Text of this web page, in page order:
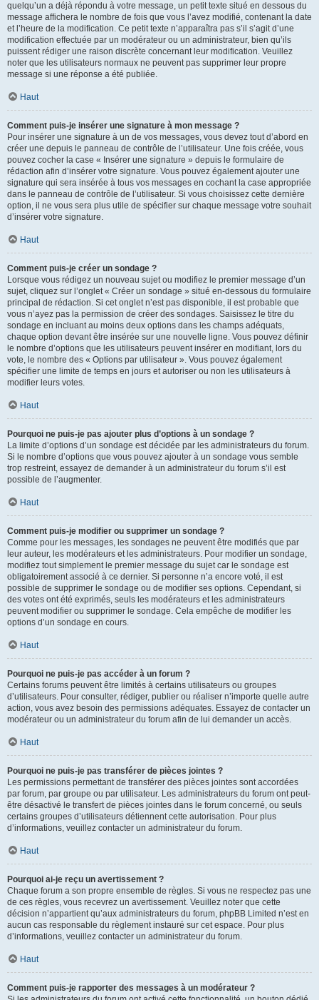
quelqu’un a déjà répondu à votre message, un petit texte situé en dessous du
message affichera le nombre de fois que vous l’avez modifié, contenant la date
et l’heure de la modification. Ce petit texte n’apparaîtra pas s’il s’agit d’une
modification effectuée par un modérateur ou un administrateur, bien qu’ils
puissent rédiger une raison discrète concernant leur modification. Veuillez
noter que les utilisateurs normaux ne peuvent pas supprimer leur propre
message si une réponse a été publiée.
Haut
Comment puis-je insérer une signature à mon message ?
Pour insérer une signature à un de vos messages, vous devez tout d’abord en
créer une depuis le panneau de contrôle de l’utilisateur. Une fois créée, vous
pouvez cocher la case « Insérer une signature » depuis le formulaire de
rédaction afin d’insérer votre signature. Vous pouvez également ajouter une
signature qui sera insérée à tous vos messages en cochant la case appropriée
dans le panneau de contrôle de l’utilisateur. Si vous choisissez cette dernière
option, il ne vous sera plus utile de spécifier sur chaque message votre souhait
d’insérer votre signature.
Haut
Comment puis-je créer un sondage ?
Lorsque vous rédigez un nouveau sujet ou modifiez le premier message d’un
sujet, cliquez sur l’onglet « Créer un sondage » situé en-dessous du formulaire
principal de rédaction. Si cet onglet n’est pas disponible, il est probable que
vous n’ayez pas la permission de créer des sondages. Saisissez le titre du
sondage en incluant au moins deux options dans les champs adéquats,
chaque option devant être insérée sur une nouvelle ligne. Vous pouvez définir
le nombre d’options que les utilisateurs peuvent insérer en modifiant, lors du
vote, le nombre des « Options par utilisateur ». Vous pouvez également
spécifier une limite de temps en jours et autoriser ou non les utilisateurs à
modifier leurs votes.
Haut
Pourquoi ne puis-je pas ajouter plus d’options à un sondage ?
La limite d’options d’un sondage est décidée par les administrateurs du forum.
Si le nombre d’options que vous pouvez ajouter à un sondage vous semble
trop restreint, essayez de demander à un administrateur du forum s’il est
possible de l’augmenter.
Haut
Comment puis-je modifier ou supprimer un sondage ?
Comme pour les messages, les sondages ne peuvent être modifiés que par
leur auteur, les modérateurs et les administrateurs. Pour modifier un sondage,
modifiez tout simplement le premier message du sujet car le sondage est
obligatoirement associé à ce dernier. Si personne n’a encore voté, il est
possible de supprimer le sondage ou de modifier ses options. Cependant, si
des votes ont été exprimés, seuls les modérateurs et les administrateurs
peuvent modifier ou supprimer le sondage. Cela empêche de modifier les
options d’un sondage en cours.
Haut
Pourquoi ne puis-je pas accéder à un forum ?
Certains forums peuvent être limités à certains utilisateurs ou groupes
d’utilisateurs. Pour consulter, rédiger, publier ou réaliser n’importe quelle autre
action, vous avez besoin des permissions adéquates. Essayez de contacter un
modérateur ou un administrateur du forum afin de lui demander un accès.
Haut
Pourquoi ne puis-je pas transférer de pièces jointes ?
Les permissions permettant de transférer des pièces jointes sont accordées
par forum, par groupe ou par utilisateur. Les administrateurs du forum ont peut-
être désactivé le transfert de pièces jointes dans le forum concerné, ou seuls
certains groupes d’utilisateurs détiennent cette autorisation. Pour plus
d’informations, veuillez contacter un administrateur du forum.
Haut
Pourquoi ai-je reçu un avertissement ?
Chaque forum a son propre ensemble de règles. Si vous ne respectez pas une
de ces règles, vous recevrez un avertissement. Veuillez noter que cette
décision n’appartient qu’aux administrateurs du forum, phpBB Limited n’est en
aucun cas responsable du règlement instauré sur cet espace. Pour plus
d’informations, veuillez contacter un administrateur du forum.
Haut
Comment puis-je rapporter des messages à un modérateur ?